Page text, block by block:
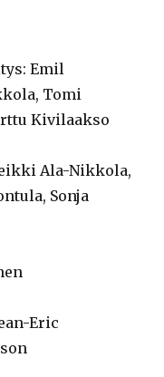
Emil
Tomi
Kivilaakso
Ala-Nikkola,
Sonja
Eric